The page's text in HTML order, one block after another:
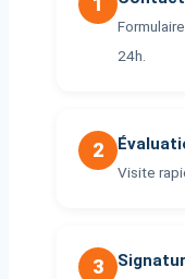
1
24h.
2
Visite
3